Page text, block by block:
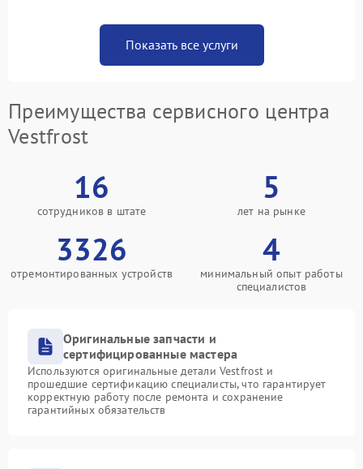
Показать все услуги
Преимущества сервисного центра
Vestfrost
16
сотрудников в штате
5
лет на рынке
3326
отремонтированных устройств
4
минимальный опыт работы
специалистов
Оригинальные запчасти и
сертифицированные мастера
Используются оригинальные детали Vestfrost и
прошедшие сертификацию специалисты, что гарантирует
корректную работу после ремонта и сохранение
гарантийных обязательств